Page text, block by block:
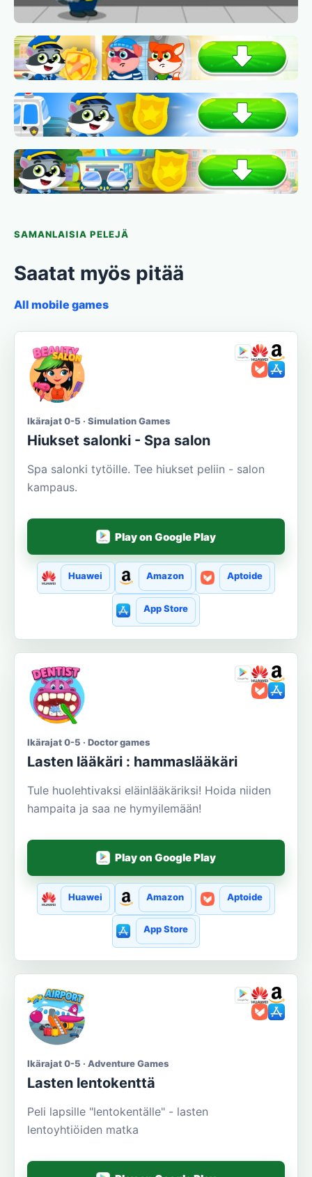
SAMANLAISIA PELEJÄ
Saatat myös pitää
All mobile games
Ikärajat 0-5 · Simulation Games
Hiukset salonki - Spa salon
Spa salonki tytöille. Tee hiukset peliin - salon
kampaus.
Play on Google Play
Huawei Amazon Aptoide
App Store
Ikärajat 0-5 · Doctor games
Lasten lääkäri : hammaslääkäri
Tule huolehtivaksi eläinlääkäriksi! Hoida niiden
hampaita ja saa ne hymyilemään!
Play on Google Play
Huawei Amazon Aptoide
App Store
Ikärajat 0-5 · Adventure Games
Lasten lentokenttä
Peli lapsille "lentokentälle" - lasten
lentoyhtiöiden matka